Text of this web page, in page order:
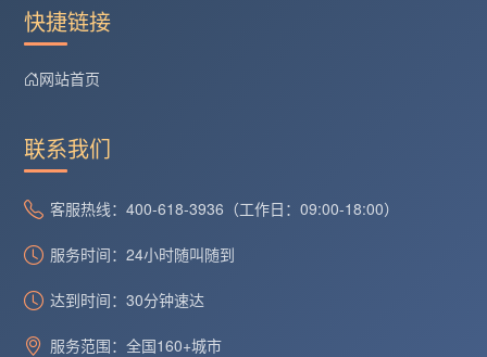
快捷链接
网站首页
联系我们
客服热线：400-618-3936（工作日：09:00-18:00）
服务时间：24小时随叫随到
达到时间：30分钟速达
服务范围：全国160+城市